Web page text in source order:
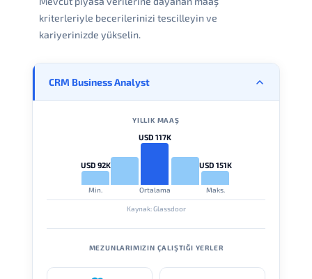
kriterleriyle becerilerinizi tescilleyin ve
kariyerinizde yükselin.
CRM Business Analyst
YILLIK MAAŞ
USD 92K
Min.
USD 117K
Ortalama
USD 151K
Maks.
Kaynak: Glassdoor
MEZUNLARIMIZIN ÇALIŞTIĞI YERLER